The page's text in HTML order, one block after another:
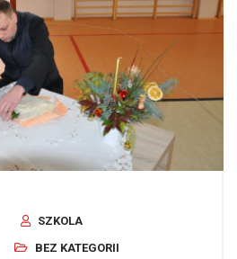
SZKOLA
BEZ KATEGORII